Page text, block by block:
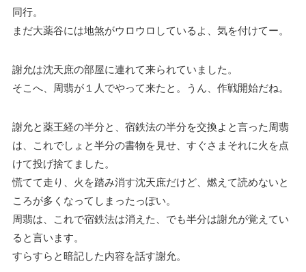
同行。
まだ大薬谷には地煞がウロウロしているよ、気を付けてー。
謝允は沈天庶の部屋に連れて来られていました。
そこへ、周翡が１人でやって来たと。うん、作戦開始だね。
謝允と薬王経の半分と、宿鉄法の半分を交換よと言った周翡
は、これでしょと半分の書物を見せ、すぐさまそれに火を点
けて投げ捨てました。
慌てて走り、火を踏み消す沈天庶だけど、燃えて読めないと
ころが多くなってしまったっぽい。
周翡は、これで宿鉄法は消えた、でも半分は謝允が覚えてい
ると言います。
すらすらと暗記した内容を話す謝允。